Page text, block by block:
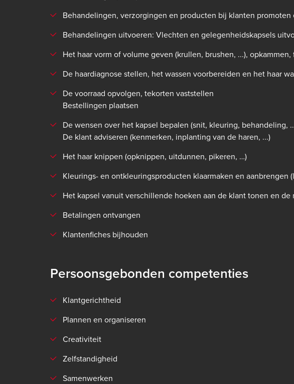
Behandelingen, verzorgingen en producten bij klanten promoten
Behandelingen uitvoeren: Vlechten en gelegenheidskapsels
Het haar vorm of volume geven (krullen, brushen, ...),
De haardiagnose stellen, het wassen voorbereiden en het haar
De voorraad opvolgen, tekorten vaststellen
Bestellingen plaatsen
De wensen over het kapsel bepalen (snit, kleuring, behandeling,
De klant adviseren (kenmerken, inplanting van de haren, ...)
Het haar knippen (opknippen, uitdunnen, pikeren, …)
Kleurings- en ontkleuringsproducten klaarmaken en aanbrengen
Het kapsel vanuit verschillende hoeken aan de klant tonen en
Betalingen ontvangen
Klantenfiches bijhouden
Persoonsgebonden competenties
Klantgerichtheid
Plannen en organiseren
Creativiteit
Zelfstandigheid
Samenwerken